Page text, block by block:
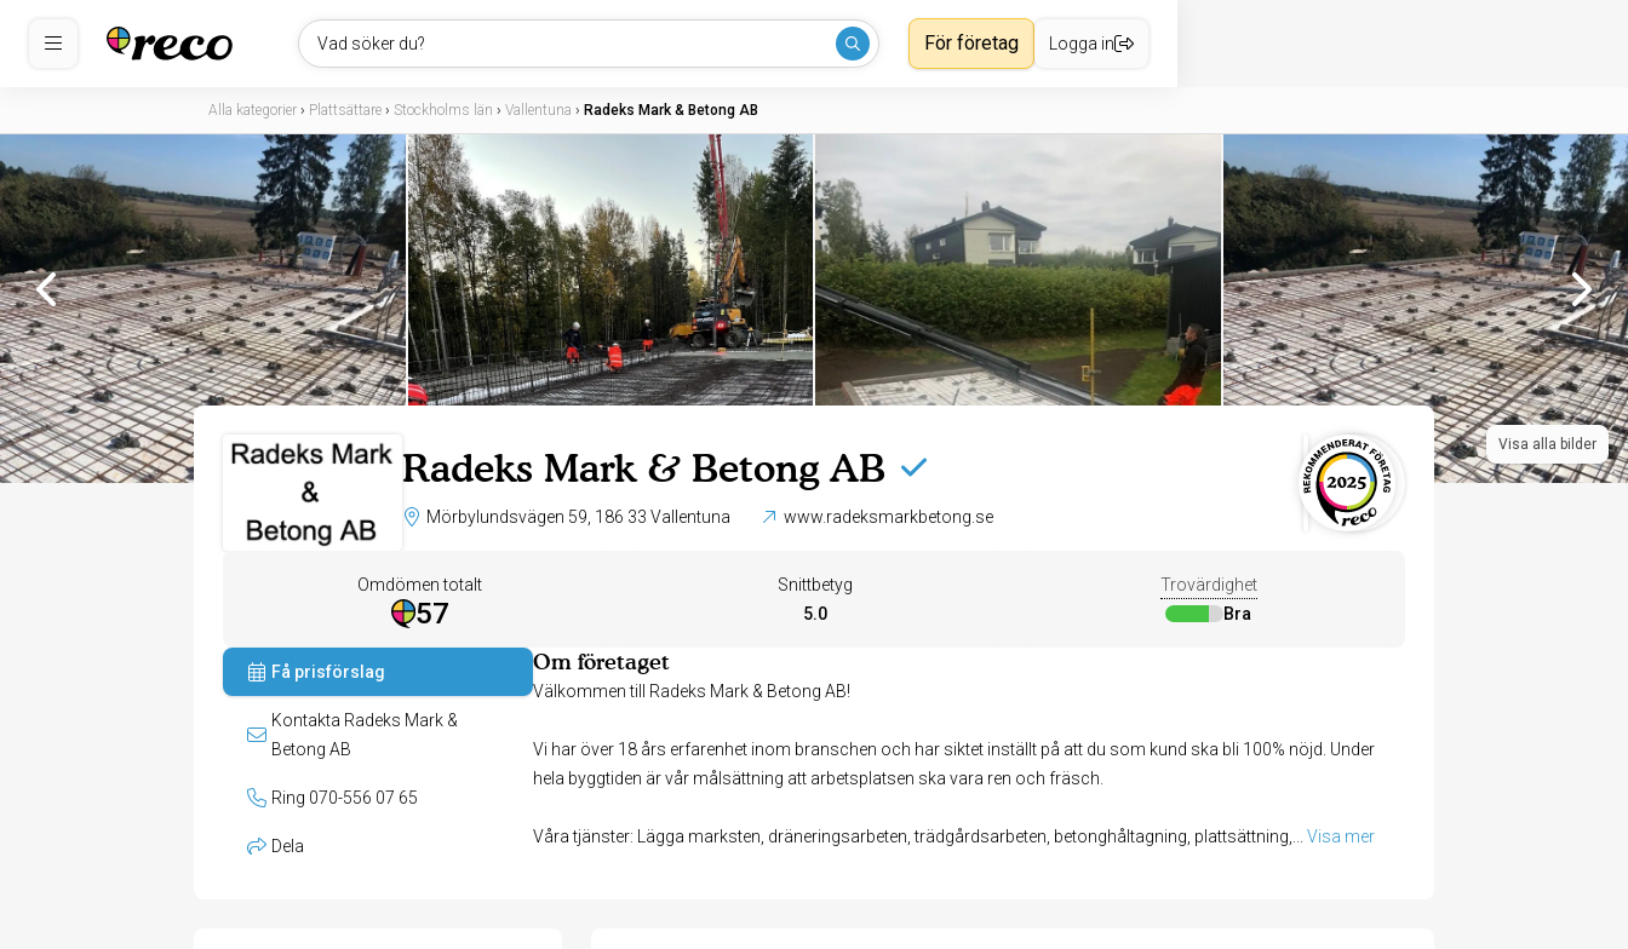
Vad söker du? För företag Logga in
Alla kategorier › Plattsättare › Stockholms län › Vallentuna › Radeks Mark & Betong AB
Visa alla bilder
Radeks Mark & Betong AB
Mörbylundsvägen 59, 186 33 Vallentuna www.radeksmarkbetong.se
Omdömen totalt
57
Snittbetyg
5.0
Trovärdighet
Bra
Få prisförslag
Kontakta Radeks Mark &
Betong AB
Ring 070-556 07 65
Dela
Om företaget
Välkommen till Radeks Mark & Betong AB!
Vi har över 18 års erfarenhet inom branschen och har siktet inställt på att du som kund ska bli 100% nöjd. Under
hela byggtiden är vår målsättning att arbetsplatsen ska vara ren och fräsch.
Våra tjänster: Lägga marksten, dräneringsarbeten, trädgårdsarbeten, betonghåltagning, plattsättning, Visa mer